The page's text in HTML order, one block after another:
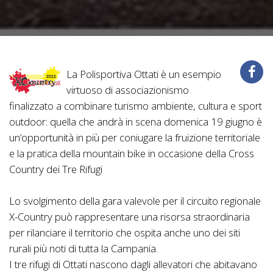
La Polisportiva Ottati è un esempio
virtuoso di associazionismo
finalizzato a combinare turismo ambiente, cultura e sport
outdoor: quella che andrà in scena domenica 19 giugno è
un’opportunità in più per coniugare la fruizione territoriale
e la pratica della mountain bike in occasione della Cross
Country dei Tre Rifugi
Lo svolgimento della gara valevole per il circuito regionale
X-Country può rappresentare una risorsa straordinaria
per rilanciare il territorio che ospita anche uno dei siti
rurali più noti di tutta la Campania.
I tre rifugi di Ottati nascono dagli allevatori che abitavano